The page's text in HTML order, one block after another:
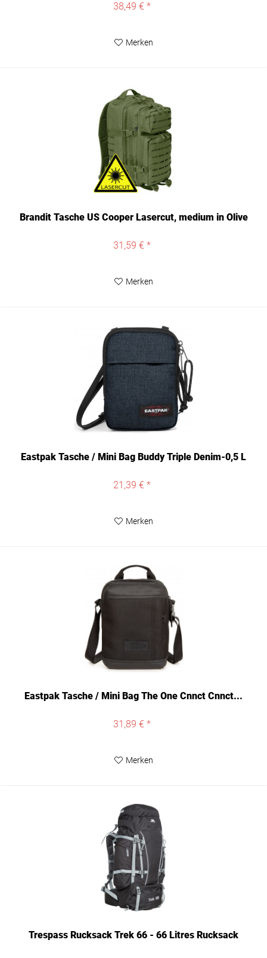
38,49 € *
Merken
Brandit Tasche US Cooper Lasercut, medium in Olive
31,59 € *
Merken
Eastpak Tasche / Mini Bag Buddy Triple Denim-0,5 L
21,39 € *
Merken
Eastpak Tasche / Mini Bag The One Cnnct Cnnct...
31,89 € *
Merken
Trespass Rucksack Trek 66 - 66 Litres Rucksack